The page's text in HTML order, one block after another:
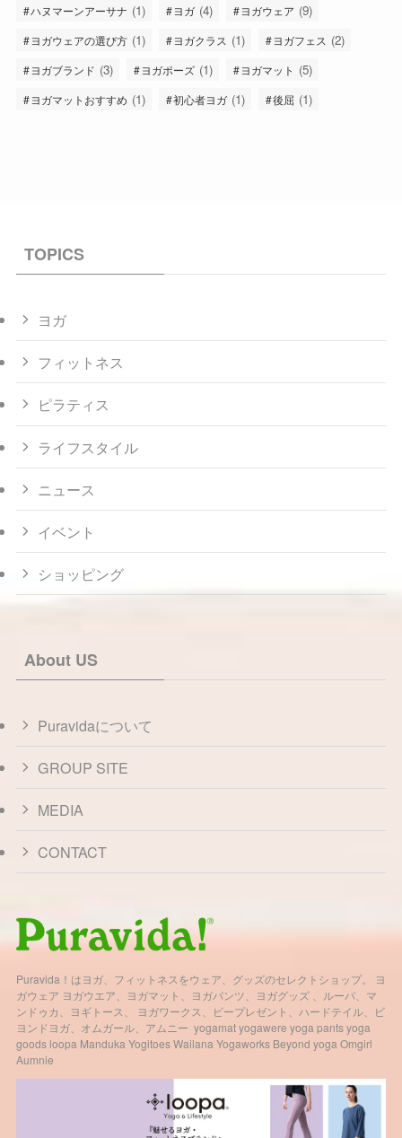
ハヌマーンアーサナ (1) ヨガ (4) ヨガウェア (9)
ヨガウェアの選び方 (1) ヨガクラス (1) ヨガフェス (2)
ヨガブランド (3) ヨガポーズ (1) ヨガマット (5)
ヨガマットおすすめ (1) 初心者ヨガ (1) 後屈 (1)
TOPICS
ヨガ
フィットネス
ピラティス
ライフスタイル
ニュース
イベント
ショッピング
About US
Puravidaについて
GROUP SITE
MEDIA
CONTACT
Puravida！はヨガ、フィットネスをウェア、グッズのセレクトショップ。 ヨ
ガウェア ヨガウエア、ヨガマット、ヨガパンツ、ヨガグッズ 、ルーパ、マ
ンドゥカ、ヨギトース、 ヨガワークス、ビープレゼント、ハードテイル、ビ
ヨンドヨガ、オムガール、アムニー yogamat yogawere yoga pants yoga
goods loopa Manduka Yogitoes Wailana Yogaworks Beyond yoga Omgirl
Aumnie